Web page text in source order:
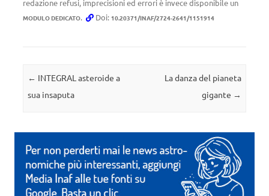
redazione refusi, imprecisioni ed errori è invece disponibile un
MODULO DEDICATO. Doi: 10.20371/INAF/2724-2641/1151914
Navigazione articolo
← INTEGRAL asteroide a
sua insaputa
La danza del pianeta
gigante →